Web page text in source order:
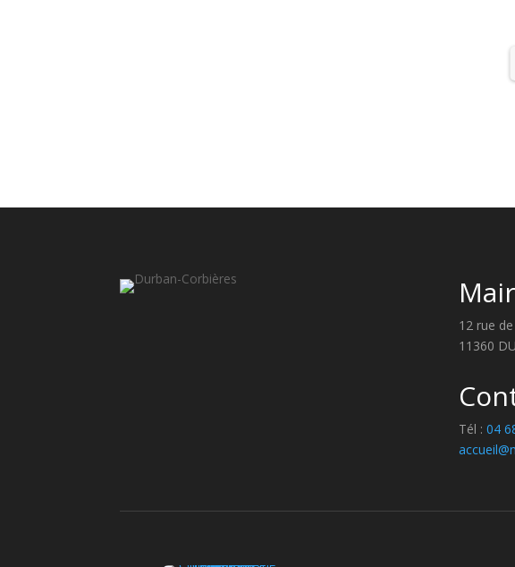
12 rue
11360
Tél : 04